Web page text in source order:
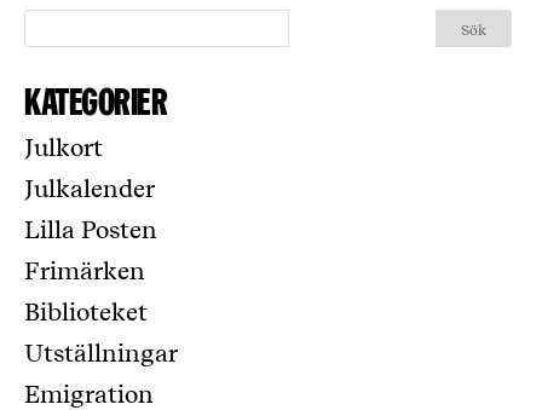
Kategorier
Julkort
Julkalender
Lilla Posten
Frimärken
Biblioteket
Utställningar
Emigration